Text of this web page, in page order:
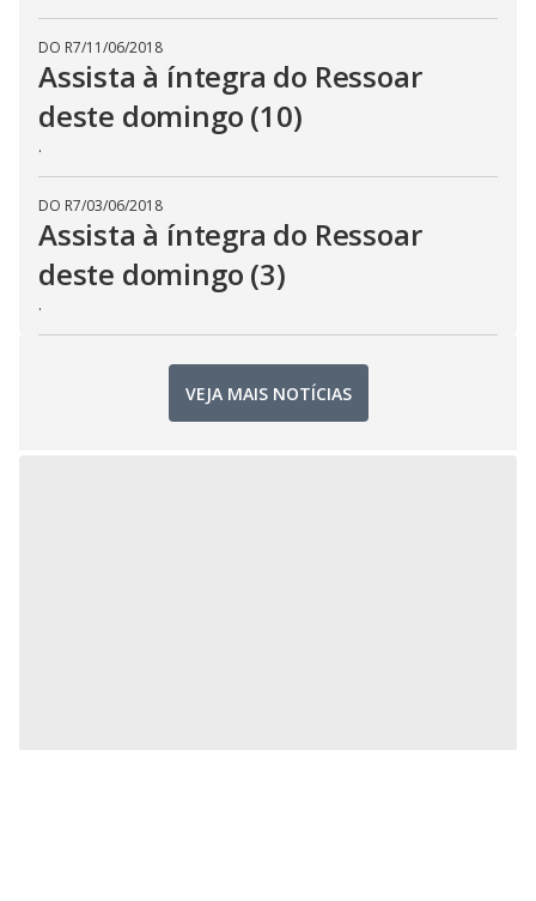
DO R7/11/06/2018
Assista à íntegra do Ressoar
deste domingo (10)
.
DO R7/03/06/2018
Assista à íntegra do Ressoar
deste domingo (3)
.
VEJA MAIS NOTÍCIAS